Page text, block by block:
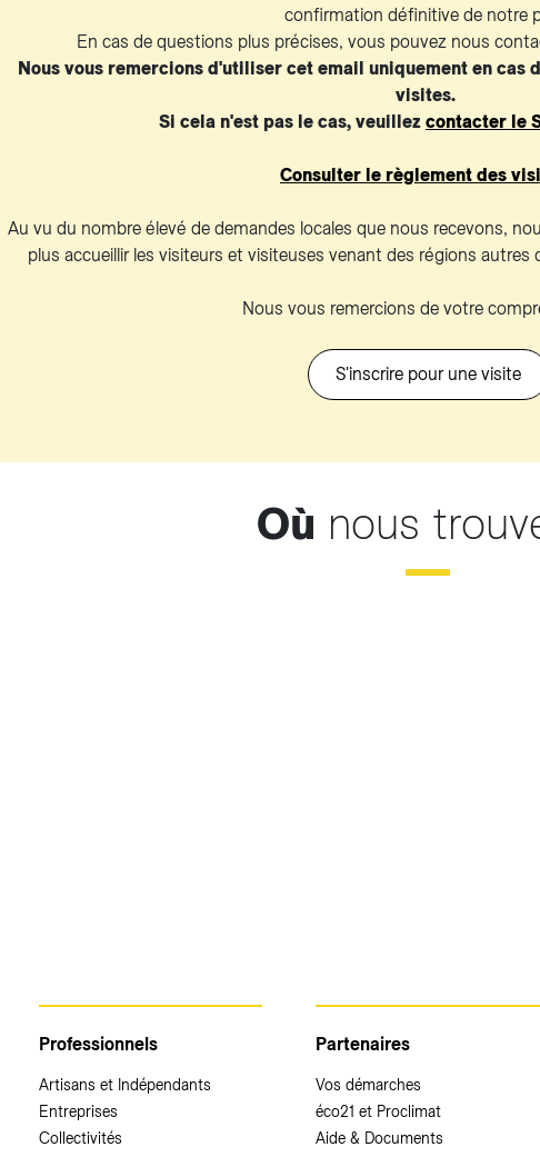
confirmation définitive de notre
En cas de questions plus précises, vous pouvez nous
Nous vous remercions d'utiliser cet email uniquement en cas
visites.
Si cela n'est pas le cas, veuillez contacter le
Consulter le règlement des
Au vu du nombre élevé de demandes locales que nous recevons,
plus accueillir les visiteurs et visiteuses venant des régions autres
Nous vous remercions de votre
S'inscrire pour une visite
Où nous
Professionnels
Artisans et Indépendants
Entreprises
Collectivités
Partenaires
Vos démarches
éco21 et Proclimat
Aide & Documents